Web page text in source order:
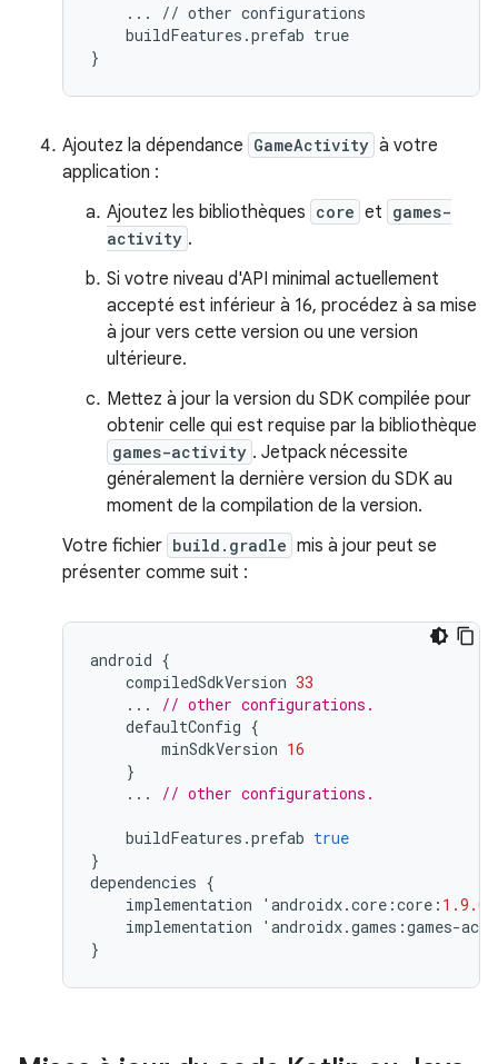
    ... // other configurations
    buildFeatures.prefab true
Ajoutez la dépendance GameActivity à votre
application :
Ajoutez les bibliothèques core et games-
activity .
Si votre niveau d'API minimal actuellement
accepté est inférieur à 16, procédez à sa mise
à jour vers cette version ou une version
ultérieure.
Mettez à jour la version du SDK compilée pour
obtenir celle qui est requise par la bibliothèque
games-activity . Jetpack nécessite
généralement la dernière version du SDK au
moment de la compilation de la version.
Votre fichier build.gradle mis à jour peut se
présenter comme suit :
android {
compiledSdkVersion 33
...
// other configurations.
defaultConfig {
minSdkVersion 16
}
...
// other configurations.
buildFeatures .prefab true
}
dependencies {
implementation
' androidx.core :core : 1.9.0
implementation
' androidx.games :games-
}